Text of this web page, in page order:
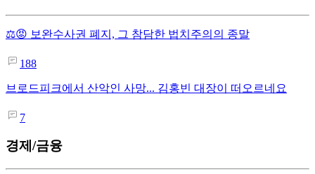
⚖️😡 보완수사권 폐지, 그 참담한 법치주의의 종말
188
브로드피크에서 산악인 사망... 김홍빈 대장이 떠오르네요
7
경제/금융